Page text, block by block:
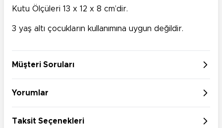
Kutu Ölçüleri 13 x 12 x 8 cm’dir.
3 yaş altı çocukların kullanımına uygun değildir.
Müşteri Soruları
Yorumlar
Taksit Seçenekleri